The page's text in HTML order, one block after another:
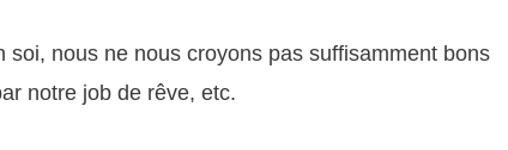
soi, nous ne nous croyons pas suffisamment bons
notre job de rêve, etc.